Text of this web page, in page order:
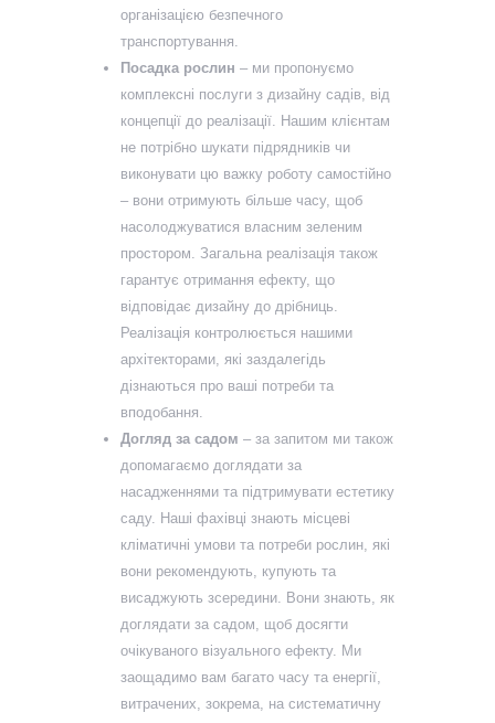
організацією безпечного
транспортування.
Посадка рослин – ми пропонуємо
комплексні послуги з дизайну садів, від
концепції до реалізації. Нашим клієнтам
не потрібно шукати підрядників чи
виконувати цю важку роботу самостійно
– вони отримують більше часу, щоб
насолоджуватися власним зеленим
простором. Загальна реалізація також
гарантує отримання ефекту, що
відповідає дизайну до дрібниць.
Реалізація контролюється нашими
архітекторами, які заздалегідь
дізнаються про ваші потреби та
вподобання.
Догляд за садом – за запитом ми також
допомагаємо доглядати за
насадженнями та підтримувати естетику
саду. Наші фахівці знають місцеві
кліматичні умови та потреби рослин, які
вони рекомендують, купують та
висаджують зсередини. Вони знають, як
доглядати за садом, щоб досягти
очікуваного візуального ефекту. Ми
заощадимо вам багато часу та енергії,
витрачених, зокрема, на систематичну